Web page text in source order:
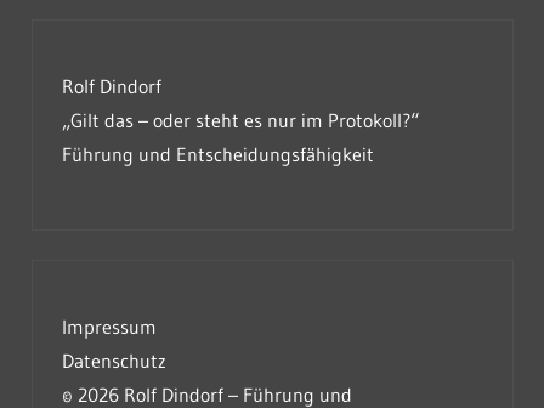
Rolf Dindorf
„Gilt das – oder steht es nur im Protokoll?“
Führung und Entscheidungsfähigkeit
Impressum
Datenschutz
© 2026 Rolf Dindorf – Führung und